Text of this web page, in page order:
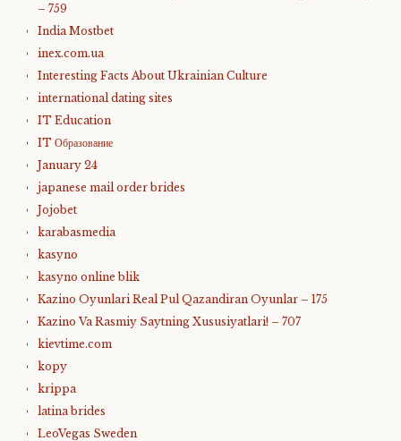
– 759
India Mostbet
inex.com.ua
Interesting Facts About Ukrainian Culture
international dating sites
IT Education
IT Образование
January 24
japanese mail order brides
Jojobet
karabasmedia
kasyno
kasyno online blik
Kazino Oyunlari Real Pul Qazandiran Oyunlar – 175
Kazino Va Rasmiy Saytning Xususiyatlari! – 707
kievtime.com
kopy
krippa
latina brides
LeoVegas Sweden